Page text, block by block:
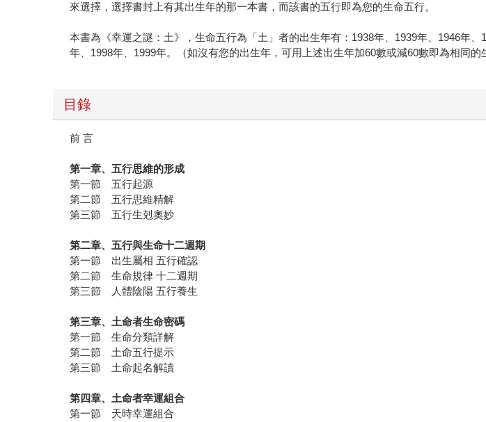
來選擇，選擇書封上有其出生年的那一本書，而該書的五行即為您的生命五行。
本書為《幸運之謎：土》，生命五行為「土」者的出生年有：1938年、1939年、1946年
年、1998年、1999年。（如沒有您的出生年，可用上述出生年加60數或減60數即為相同的
目錄
前 言
第一章、五行思維的形成
第一節 五行起源
第二節 五行思維精解
第三節 五行生剋奧妙
第二章、五行與生命十二週期
第一節 出生屬相 五行確認
第二節 生命規律 十二週期
第三節 人體陰陽 五行養生
第三章、土命者生命密碼
第一節 生命分類詳解
第二節 土命五行提示
第三節 土命起名解讀
第四章、土命者幸運組合
第一節 天時幸運組合